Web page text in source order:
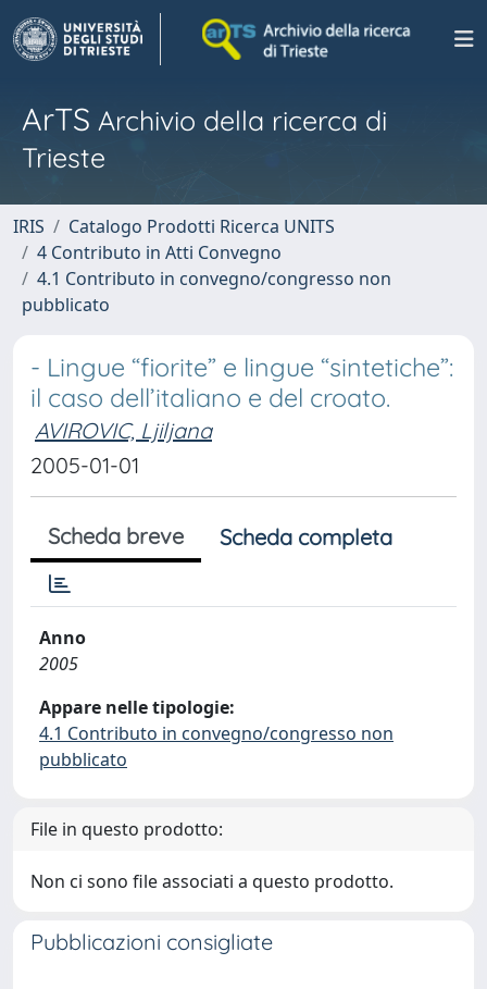
ArTS Archivio della ricerca di
Trieste
IRIS
Catalogo Prodotti Ricerca UNITS
4 Contributo in Atti Convegno
4.1 Contributo in convegno/congresso non
pubblicato
- Lingue “fiorite” e lingue “sintetiche”:
il caso dell’italiano e del croato.
AVIROVIC, Ljiljana
2005-01-01
Scheda breve Scheda completa
Anno
2005
Appare nelle tipologie:
4.1 Contributo in convegno/congresso non
pubblicato
File in questo prodotto:
Non ci sono file associati a questo prodotto.
Pubblicazioni consigliate